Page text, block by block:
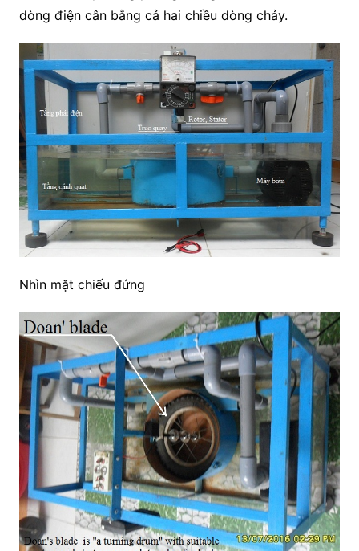
dòng điện cân bằng cả hai chiều dòng chảy.
Nhìn mặt chiếu đứng